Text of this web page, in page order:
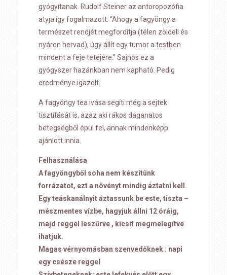
gyógyítanak. Rudolf Steiner az antoropozófia
atyja így fogalmazott: “Ahogy a fagyöngy a
természet rendjét megfordítja (télen zöldell és
nyáron hervad), úgy állít egy tumor a testben
mindent a feje tetejére.” Sajnos ez a
gyógyszer hazánkban nem kapható. Pedig
eredménye igazolt.
A fagyöngy tea ivása segíti még a sejtek
tisztítását is, azaz aki rákos daganatos
betegségből épül fel, annak mindenképp
ajánlott innia.
Felhasználása
A fagyöngyből soha nem készítünk
forrázatot, ezt a növényt mindig áztatni kell.
Egy teáskanálnyit áztassunk be este, tiszta –
mészmentes vízbe, hagyjuk állni 12 óráig,
majd reggel leszűrve , kicsit megmelegítve
ihatjuk.
Magas vérnyomásban szenvedőknek : napi
egy csésze reggel